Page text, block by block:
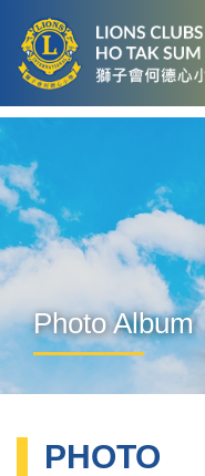
Photo Album
PHOTO